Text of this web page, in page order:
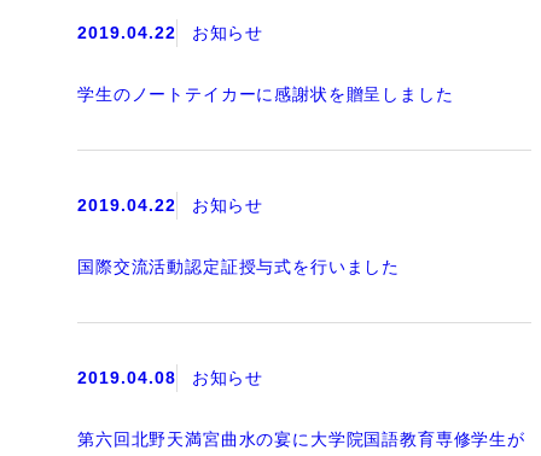
2019.04.22 お知らせ
学生のノートテイカーに感謝状を贈呈しました
2019.04.22 お知らせ
国際交流活動認定証授与式を行いました
2019.04.08 お知らせ
第六回北野天満宮曲水の宴に大学院国語教育専修学生が